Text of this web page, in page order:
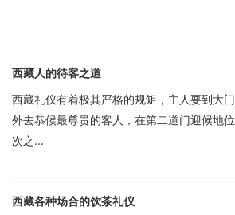
西藏人的待客之道
西藏礼仪有着极其严格的规矩，主人要到大门
外去恭候最尊贵的客人，在第二道门迎候地位
次之...
西藏各种场合的饮茶礼仪